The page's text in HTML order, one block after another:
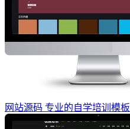
网站源码 专业的自学培训模板